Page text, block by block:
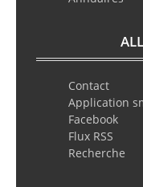
Contact
Application
Facebook
Flux RSS
Recherche